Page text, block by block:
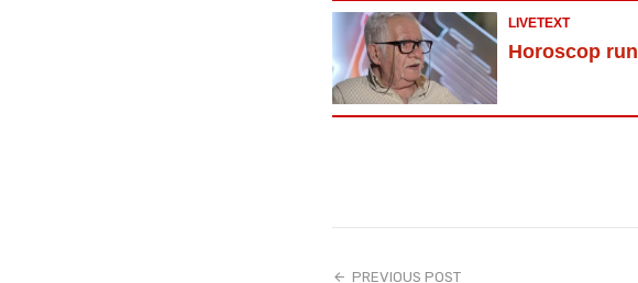
LIVETEXT
Horoscop
PREVIOUS POST